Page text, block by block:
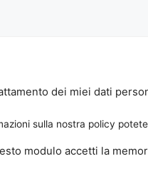
dei miei dati
sulla nostra policy
modulo accetti la